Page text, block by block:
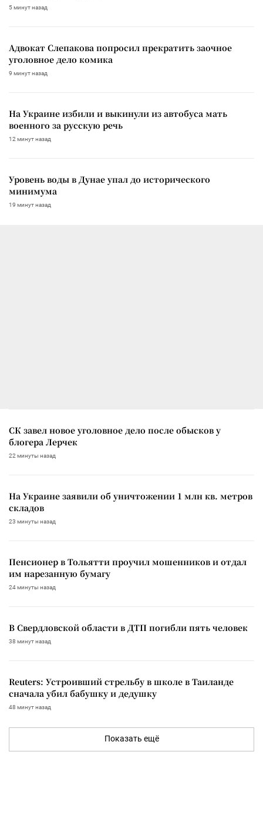
5 минут назад
Адвокат Слепакова попросил прекратить заочное
уголовное дело комика
9 минут назад
На Украине избили и выкинули из автобуса мать
военного за русскую речь
12 минут назад
Уровень воды в Дунае упал до исторического
минимума
19 минут назад
СК завел новое уголовное дело после обысков у
блогера Лерчек
22 минуты назад
На Украине заявили об уничтожении 1 млн кв. метров
складов
23 минуты назад
Пенсионер в Тольятти проучил мошенников и отдал
им нарезанную бумагу
24 минуты назад
В Свердловской области в ДТП погибли пять человек
38 минут назад
Reuters: Устроивший стрельбу в школе в Таиланде
сначала убил бабушку и дедушку
48 минут назад
Показать ещё